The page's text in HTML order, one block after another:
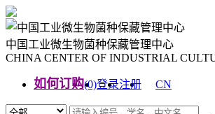
中国工业微生物菌种保藏管理中心
CHINA CENTER OF INDUSTRIAL
如何订购(0)登录注册
CN